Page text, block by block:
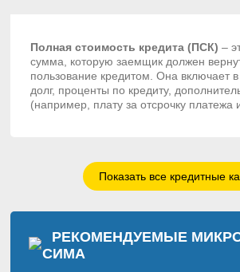
Полная стоимость кредита (ПСК) –
сумма, которую заемщик должен
пользование кредитом. Она включает
долг, проценты по кредиту,
(например, плату за отсрочку платежа
Показать все кредитные
РЕКОМЕНДУЕМЫЕ
СИМА